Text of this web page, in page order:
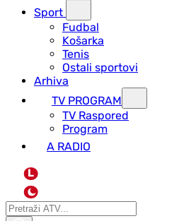
Sport
Fudbal
Košarka
Tenis
Ostali sportovi
Arhiva
TV PROGRAM
ТV Raspored
Program
A RADIO
L